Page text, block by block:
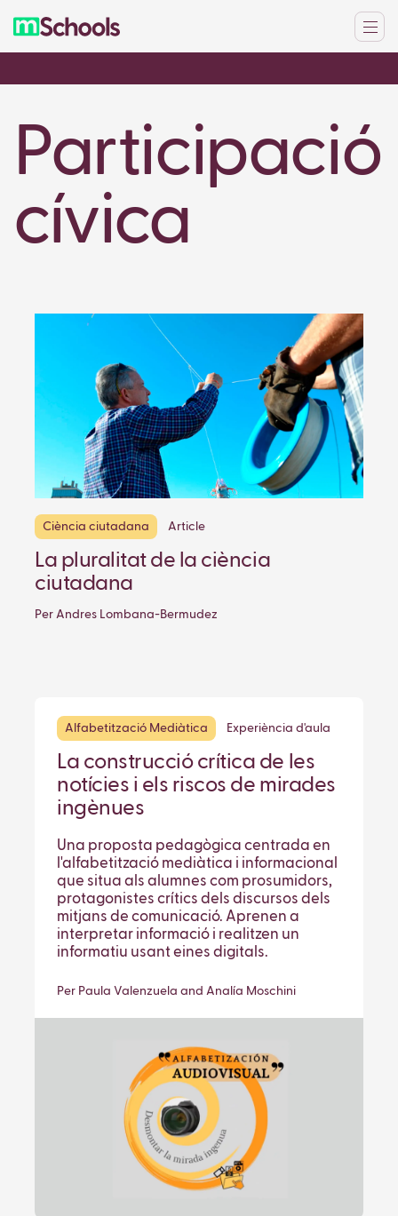
Participació
cívica
Ciència ciutadana Article
La pluralitat de la ciència
ciutadana
Per Andres Lombana-Bermudez
Alfabetització Mediàtica Experiència d'aula
La construcció crítica de les
notícies i els riscos de mirades
ingènues
Una proposta pedagògica centrada en
l'alfabetització mediàtica i informacional
que situa als alumnes com prosumidors,
protagonistes crítics dels discursos dels
mitjans de comunicació. Aprenen a
interpretar informació i realitzen un
informatiu usant eines digitals.
Per Paula Valenzuela and Analía Moschini